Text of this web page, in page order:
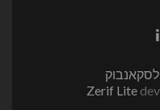
לסקאנבוק
Zerif Lite